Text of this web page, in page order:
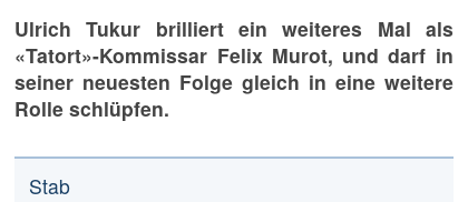
Ulrich Tukur brilliert ein weiteres Mal als
«Tatort»-Kommissar Felix Murot, und darf in
seiner neuesten Folge gleich in eine weitere
Rolle schlüpfen.
Stab